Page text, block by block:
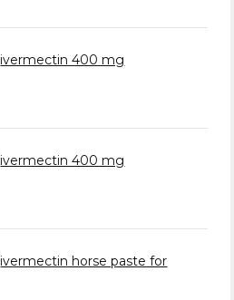
ivermectin 400 mg
ivermectin 400 mg
ivermectin horse paste for